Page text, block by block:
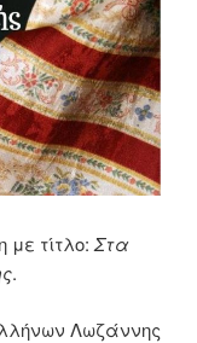
τίτλο:Στα
.
Λωζάννης